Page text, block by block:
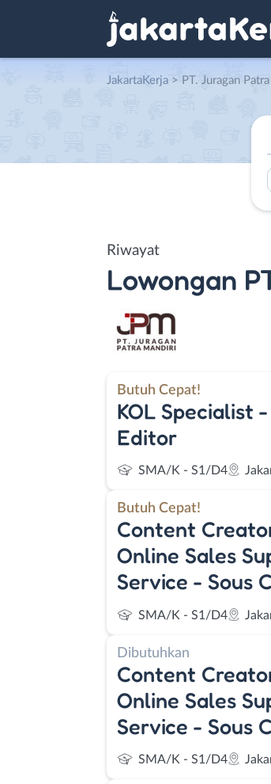
JakartaKerja > PT. Juragan
Riwayat
Lowongan
Butuh Cepat!
KOL Specialist
Editor
SMA/K - S1/D4
Butuh Cepat!
Content
Online Sales
Service - Sous
SMA/K - S1/D4
Dibutuhkan
Content
Online Sales
Service - Sous
SMA/K - S1/D4